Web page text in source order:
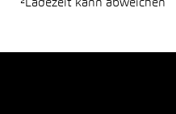
²Ladezeit kann abweichen